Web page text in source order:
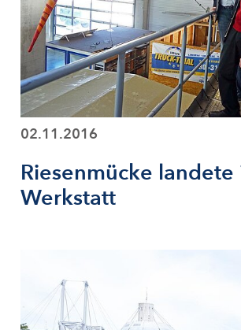
02.11.2016
Riesenmücke
Werkstatt